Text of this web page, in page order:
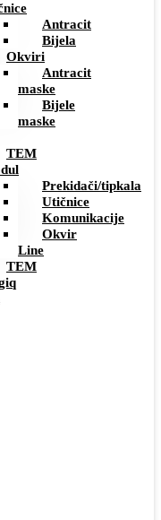
Antracit
Bijela
Okviri
Antracit
maske
Bijele
maske
TEM
Prekidači/tipkala
Utičnice
Komunikacije
Okvir
Line
TEM